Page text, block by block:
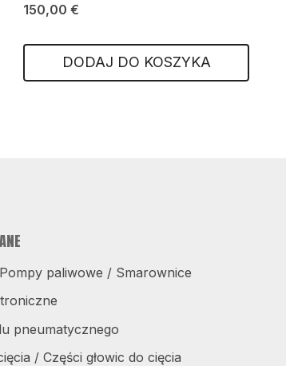
150,00 €
DODAJ DO KOSZYKA
paliwowe / Smarownice
pneumatycznego
/ Części głowic do cięcia